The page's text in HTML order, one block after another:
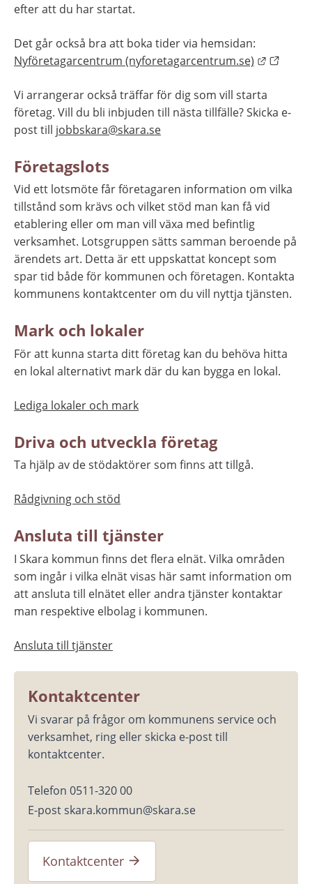
efter att du har startat.
Det går också bra att boka tider via hemsidan:
Nyföretagarcentrum (nyforetagarcentrum.se)
Länk till
Vi arrangerar också träffar för dig som vill starta
företag. Vill du bli inbjuden till nästa tillfälle? Skicka e-
post till jobbskara@skara.se
Företagslots
Vid ett lotsmöte får företagaren information om vilka
tillstånd som krävs och vilket stöd man kan få vid
etablering eller om man vill växa med befintlig
verksamhet. Lotsgruppen sätts samman beroende på
ärendets art. Detta är ett uppskattat koncept som
spar tid både för kommunen och företagen. Kontakta
kommunens kontaktcenter om du vill nyttja tjänsten.
Mark och lokaler
För att kunna starta ditt företag kan du behöva hitta
en lokal alternativt mark där du kan bygga en lokal.
Lediga lokaler och mark
Driva och utveckla företag
Ta hjälp av de stödaktörer som finns att tillgå.
Rådgivning och stöd
Ansluta till tjänster
I Skara kommun finns det flera elnät. Vilka områden
som ingår i vilka elnät visas här samt information om
att ansluta till elnätet eller andra tjänster kontaktar
man respektive elbolag i kommunen.
Ansluta till tjänster
Kontaktcenter
Vi svarar på frågor om kommunens service och
verksamhet, ring eller skicka e-post till
kontaktcenter.
Telefon 0511-320 00
E-post skara.kommun@skara.se
Kontaktcenter